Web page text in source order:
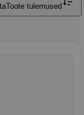
Toote tulemused